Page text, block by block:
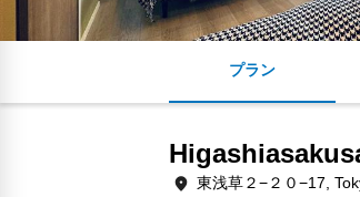
プラン
東浅草２−２０−17,